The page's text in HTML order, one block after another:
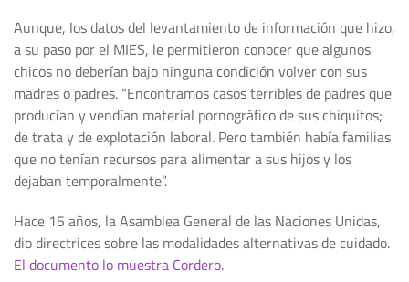
Aunque, los datos del levantamiento de información que hizo,
a su paso por el MIES, le permitieron conocer que algunos
chicos no deberían bajo ninguna condición volver con sus
madres o padres. “Encontramos casos terribles de padres que
producían y vendían material pornográfico de sus chiquitos;
de trata y de explotación laboral. Pero también había familias
que no tenían recursos para alimentar a sus hijos y los
dejaban temporalmente”.
Hace 15 años, la Asamblea General de las Naciones Unidas,
dio directrices sobre las modalidades alternativas de cuidado.
El documento lo muestra Cordero.